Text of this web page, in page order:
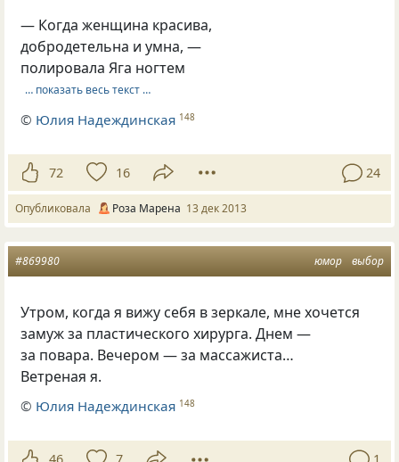
— Когда женщина красива,
добродетельна и умна, —
полировала Яга ногтем
… показать весь текст …
© Юлия Надеждинская 148
72 16 24
Опубликовала Роза Марена 13 дек 2013
юмор выбор
#869980
Утром, когда я вижу себя в зеркале, мне хочется
замуж за пластического хирурга. Днем —
за повара. Вечером — за массажиста…
Ветреная я.
© Юлия Надеждинская 148